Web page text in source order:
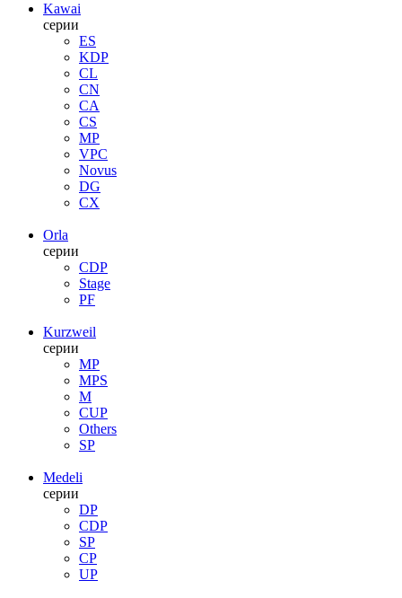
Kawai
серии
ES
KDP
CL
CN
CA
CS
MP
VPC
Novus
DG
CX
Orla
серии
CDP
Stage
PF
Kurzweil
серии
MP
MPS
M
CUP
Others
SP
Medeli
серии
DP
CDP
SP
CP
UP